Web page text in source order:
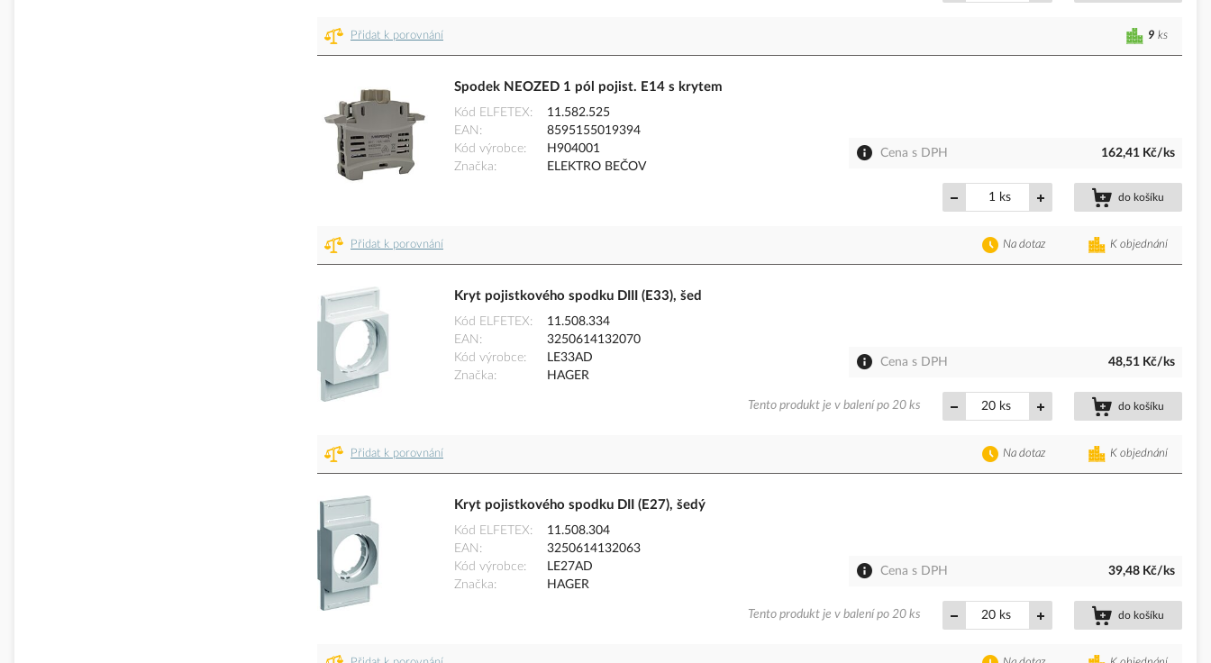
Přidat k porovnání 9 ks
Spodek NEOZED 1 pól pojist. E14 s krytem
Kód ELFETEX
11.582.525
EAN
8595155019394
Kód výrobce
H904001
Značka
ELEKTRO BEČOV
Cena s DPH 162,41 Kč/ks
ks do košíku
Přidat k porovnání K objednání
Na dotaz
Kryt pojistkového spodku DIII (E33), šed
Kód ELFETEX
11.508.334
EAN
3250614132070
Kód výrobce
LE33AD
Značka
HAGER
Cena s DPH 48,51 Kč/ks
ks do košíku
Tento produkt je v balení po 20 ks
Přidat k porovnání K objednání
Na dotaz
Kryt pojistkového spodku DII (E27), šedý
Kód ELFETEX
11.508.304
EAN
3250614132063
Kód výrobce
LE27AD
Značka
HAGER
Cena s DPH 39,48 Kč/ks
ks do košíku
Tento produkt je v balení po 20 ks